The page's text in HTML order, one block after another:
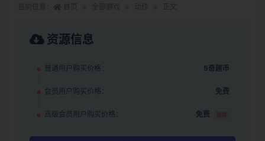
资源信息
普通用户购买价格： 5奇趣币
会员用户购买价格： 免费
高级会员用户购买价格： 免费 推荐